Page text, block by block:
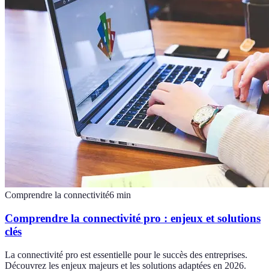
Comprendre la connectivité6 min
Comprendre la connectivité pro : enjeux et solutions
clés
La connectivité pro est essentielle pour le succès des entreprises.
Découvrez les enjeux majeurs et les solutions adaptées en 2026.